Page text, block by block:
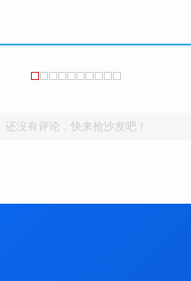
还没有评论，快来抢沙发吧！